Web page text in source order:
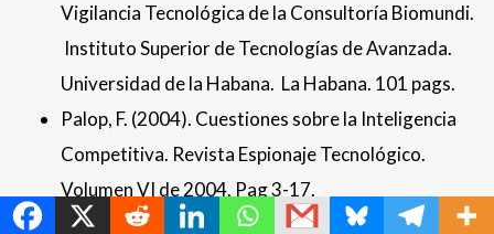
Vigilancia Tecnológica de la Consultoría Biomundi.
Instituto Superior de Tecnologías de Avanzada.
Universidad de la Habana. La Habana. 101 pags.
Palop, F. (2004). Cuestiones sobre la Inteligencia
Competitiva. Revista Espionaje Tecnológico.
Volumen VI de 2004. Pag 3-17.
Silberglitt, R., Antón, P., Howell, D., & Wong, W.